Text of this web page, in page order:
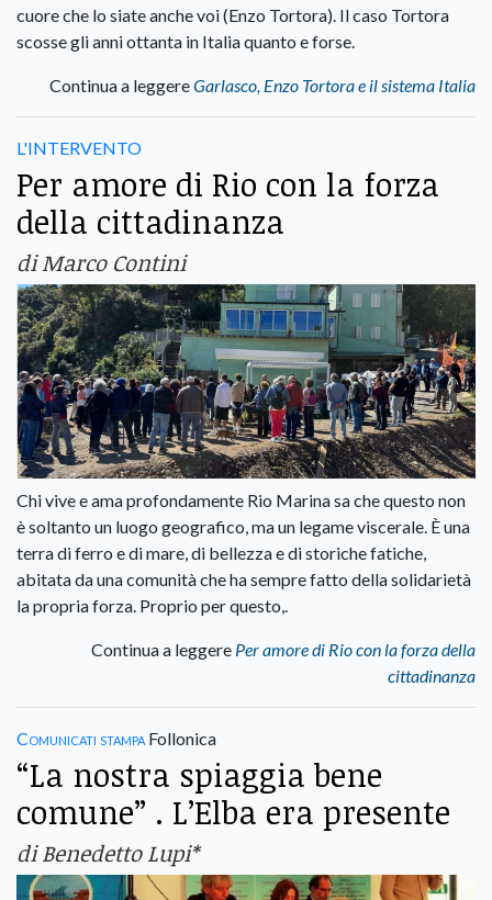
cuore che lo siate anche voi (Enzo Tortora). Il caso Tortora
scosse gli anni ottanta in Italia quanto e forse.
Continua a leggereGarlasco, Enzo Tortora e il sistema Italia
L'INTERVENTO
Per amore di Rio con la forza
della cittadinanza
di Marco Contini
Chi vive e ama profondamente Rio Marina sa che questo non
è soltanto un luogo geografico, ma un legame viscerale. È una
terra di ferro e di mare, di bellezza e di storiche fatiche,
abitata da una comunità che ha sempre fatto della solidarietà
la propria forza. Proprio per questo,.
Continua a leggere Per amore di Rio con la forza della
cittadinanza
Comunicati stampa Follonica
“La nostra spiaggia bene
comune” . L’Elba era presente
di Benedetto Lupi*